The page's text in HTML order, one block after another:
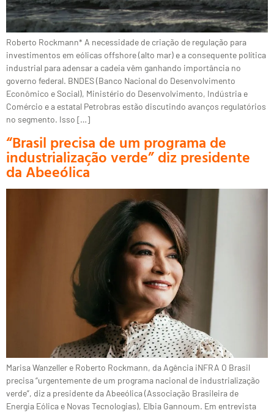
Roberto Rockmann* A necessidade de criação de regulação para
investimentos em eólicas offshore (alto mar) e a consequente política
industrial para adensar a cadeia vêm ganhando importância no
governo federal. BNDES (Banco Nacional do Desenvolvimento
Econômico e Social), Ministério do Desenvolvimento, Indústria e
Comércio e a estatal Petrobras estão discutindo avanços regulatórios
no segmento. Isso […]
“Brasil precisa de um programa de
industrialização verde” diz presidente
da Abeeólica
Marisa Wanzeller e Roberto Rockmann, da Agência iNFRA O Brasil
precisa “urgentemente de um programa nacional de industrialização
verde”, diz a presidente da Abeeólica (Associação Brasileira de
Energia Eólica e Novas Tecnologias), Elbia Gannoum. Em entrevista